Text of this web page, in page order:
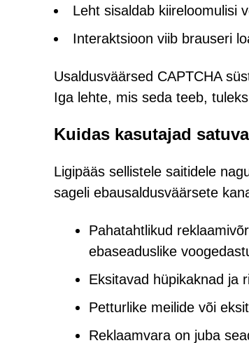
Leht sisaldab kiireloomulisi
Interaktsioon viib brauseri
Usaldusväärsed CAPTCHA
Iga lehte, mis seda teeb,
Kuidas kasutajad
Ligipääs sellistele saitidele
sageli ebausaldusväärsete
Pahatahtlikud
ebaseaduslike
Eksitavad hüpikaknad ja
Petturlike meilide või
Reklaamvara on juba